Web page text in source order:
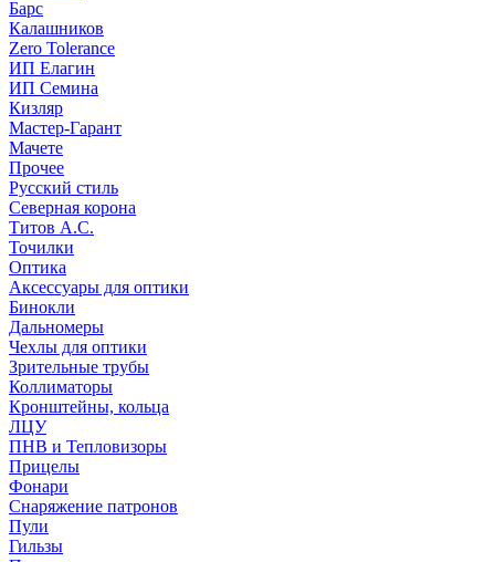
Барс
Калашников
Zero Tolerance
ИП Елагин
ИП Семина
Кизляр
Мастер-Гарант
Мачете
Прочее
Русский стиль
Северная корона
Титов А.С.
Точилки
Оптика
Аксессуары для оптики
Бинокли
Дальномеры
Чехлы для оптики
Зрительные трубы
Коллиматоры
Кронштейны, кольца
ЛЦУ
ПНВ и Тепловизоры
Прицелы
Фонари
Снаряжение патронов
Пули
Гильзы